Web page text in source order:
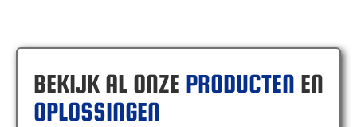
BEKIJK AL ONZE PRODUCTEN EN
OPLOSSINGEN